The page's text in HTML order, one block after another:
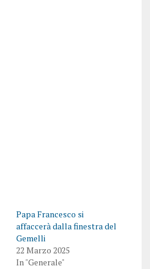
Papa Francesco si
affaccerà dalla finestra del
Gemelli
22 Marzo 2025
In "Generale"